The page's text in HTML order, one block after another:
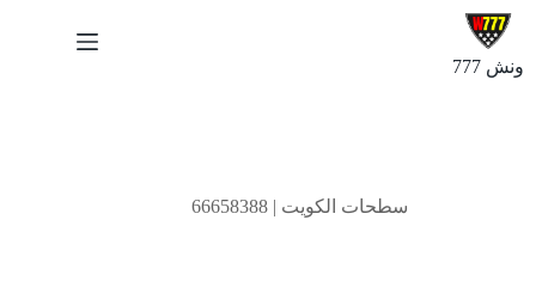
ونش 777
سطحات الكويت | 66658388